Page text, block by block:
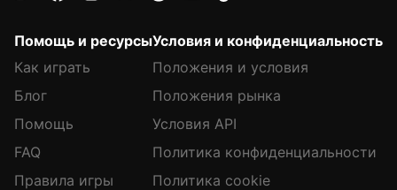
Помощь и ресурсы
Как играть
Блог
Помощь
FAQ
Правила игры
Условия и конфиденциальность
Положения и условия
Положения рынка
Условия API
Политика конфиденциальности
Политика cookie